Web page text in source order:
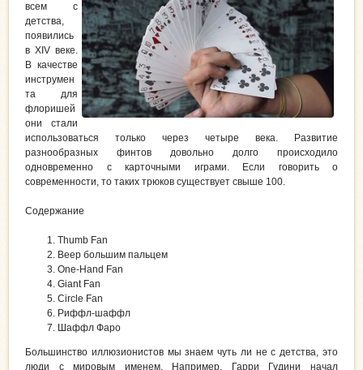
всем с
детства,
появились
в XIV веке.
В качестве
инструмен
та для
флоришей
они стали
использоваться только через четыре века. Развитие
разнообразных финтов довольно долго происходило
одновременно с карточными играми. Если говорить о
современности, то таких трюков существует свыше 100.
Содержание
Thumb Fan
Веер большим пальцем
One-Hand Fan
Giant Fan
Circle Fan
Риффл-шаффл
Шаффл Фаро
Большинство иллюзионистов мы знаем чуть ли не с детства, это
люди с мировым именем. Например, Гарри Гудини начал